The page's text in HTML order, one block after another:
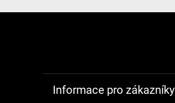
Informace pro zákazníky